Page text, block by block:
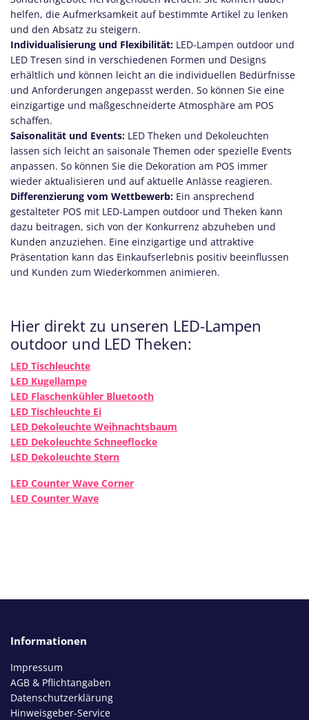
helfen, die Aufmerksamkeit auf bestimmte Artikel zu lenken
und den Absatz zu steigern.
Individualisierung und Flexibilität: LED-Lampen outdoor und
LED Tresen sind in verschiedenen Formen und Designs
erhältlich und können leicht an die individuellen Bedürfnisse
und Anforderungen angepasst werden. So können Sie eine
einzigartige und maßgeschneiderte Atmosphäre am POS
schaffen.
Saisonalität und Events: LED Theken und Dekoleuchten
lassen sich leicht an saisonale Themen oder spezielle Events
anpassen. So können Sie die Dekoration am POS immer
wieder aktualisieren und auf aktuelle Anlässe reagieren.
Differenzierung vom Wettbewerb: Ein ansprechend
gestalteter POS mit LED-Lampen outdoor und Theken kann
dazu beitragen, sich von der Konkurrenz abzuheben und
Kunden anzuziehen. Eine einzigartige und attraktive
Präsentation kann das Einkaufserlebnis positiv beeinflussen
und Kunden zum Wiederkommen animieren.
Hier direkt zu unseren LED-Lampen
outdoor und LED Theken:
LED Tischleuchte
LED Kugellampe
LED Flaschenkühler Bluetooth
LED Tischleuchte Ei
LED Dekoleuchte Weihnachtsbaum
LED Dekoleuchte Schneeflocke
LED Dekoleuchte Stern
LED Counter Wave Corner
LED Counter Wave
Informationen
Impressum
AGB & Pflichtangaben
Datenschutzerklärung
Hinweisgeber-Service